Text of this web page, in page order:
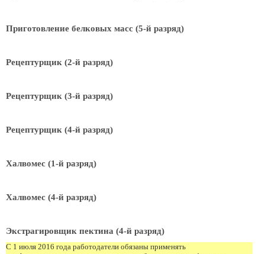
Приготовление белковых масс (5-й разряд)
Рецептурщик (2-й разряд)
Рецептурщик (3-й разряд)
Рецептурщик (4-й разряд)
Халвомес (1-й разряд)
Халвомес (4-й разряд)
Экстрагировщик пектина (4-й разряд)
С 1 июля 2016 года работодатели обязаны применять